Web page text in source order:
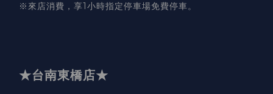
※來店消費，享1小時指定停車場免費停車。
★台南東橋店★